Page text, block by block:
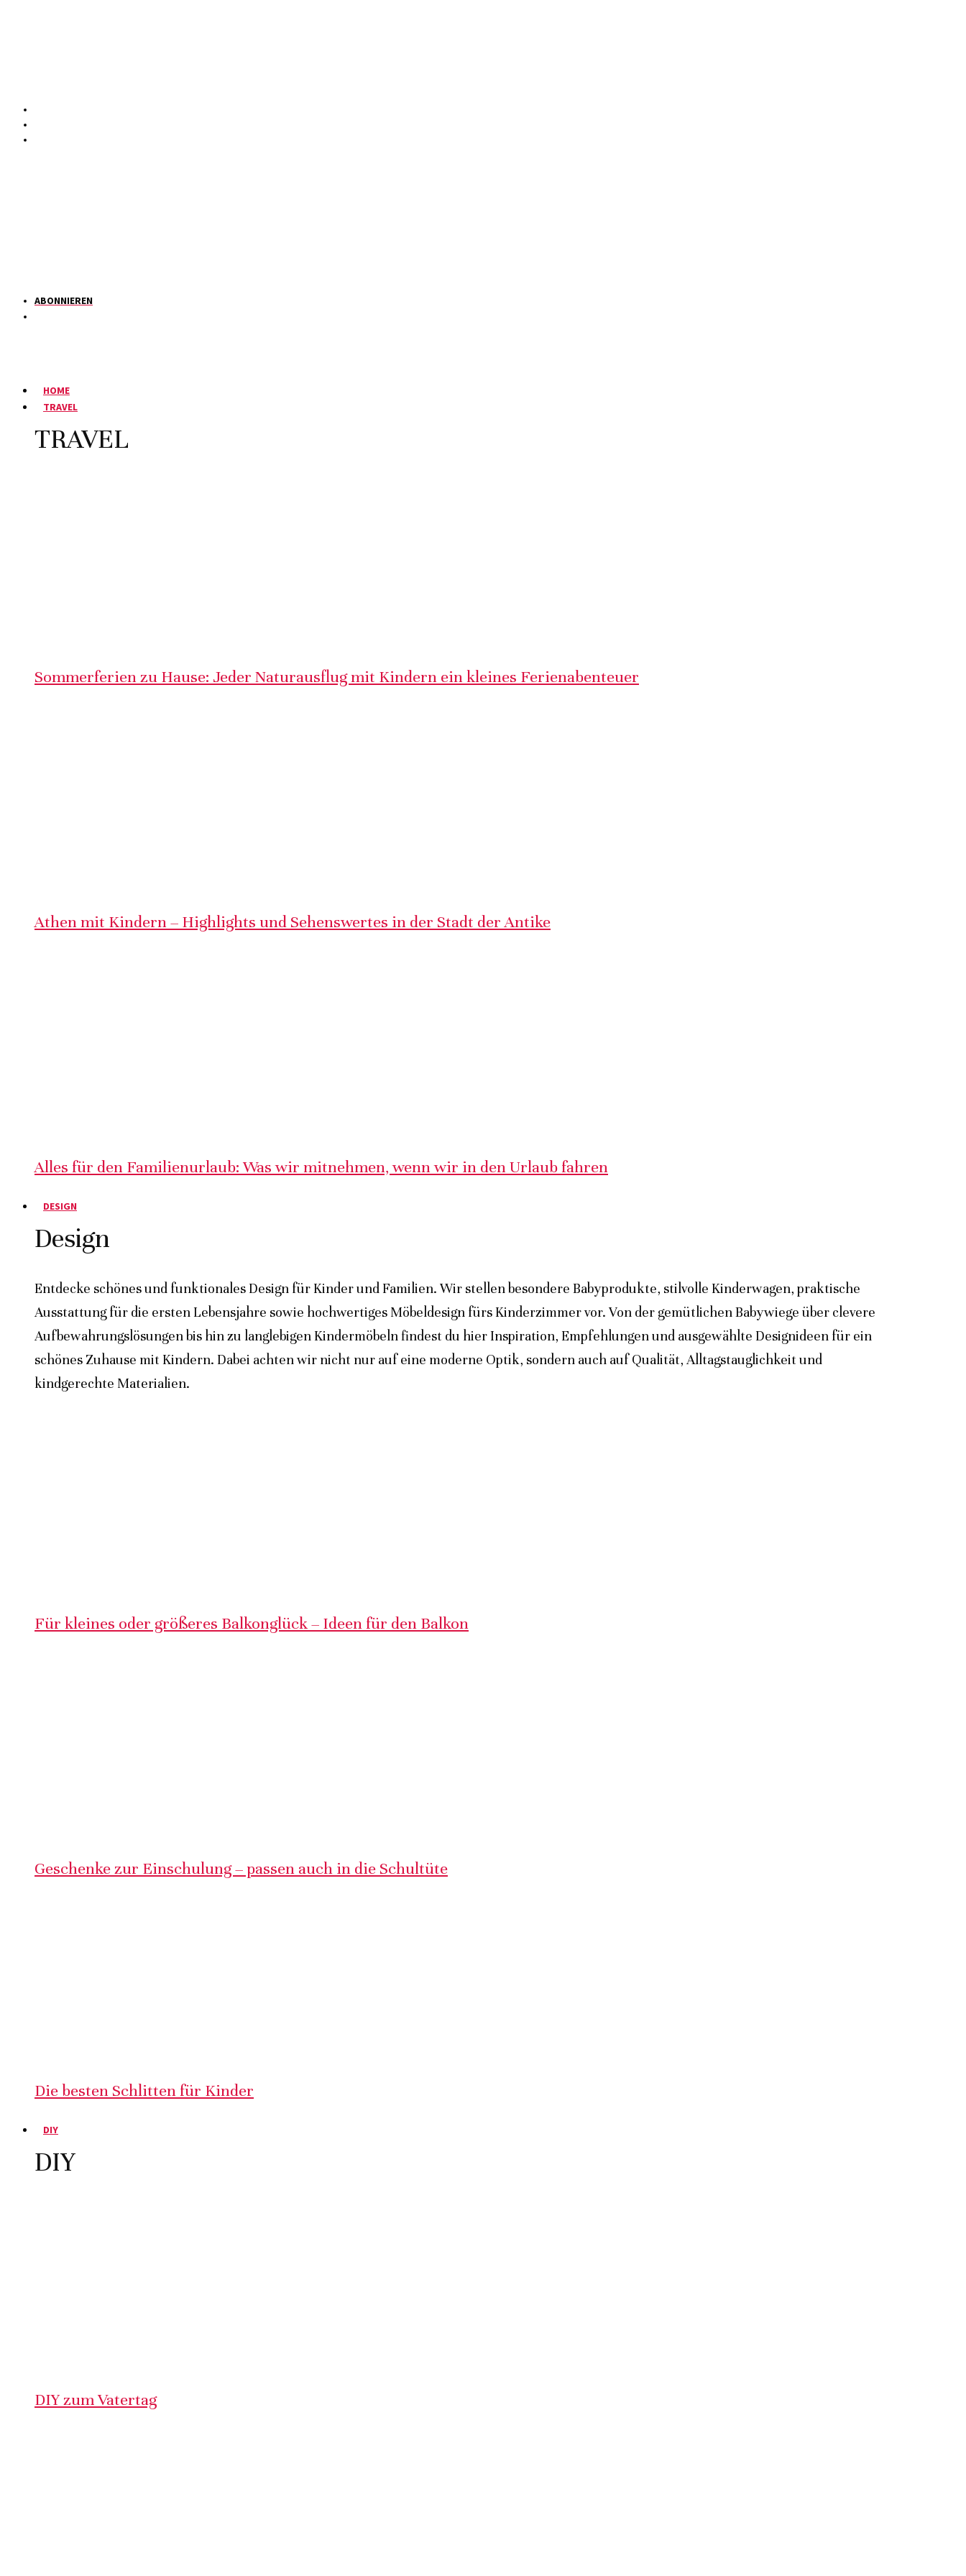
ABONNIEREN
HOME
TRAVEL
TRAVEL
Sommerferien zu Hause: Jeder Naturausflug mit Kindern ein kleines Ferienabenteuer
Athen mit Kindern – Highlights und Sehenswertes in der Stadt der Antike
Alles für den Familienurlaub: Was wir mitnehmen, wenn wir in den Urlaub fahren
DESIGN
Design
Entdecke schönes und funktionales Design für Kinder und Familien. Wir stellen besondere Babyprodukte, stilvolle Kinderwagen, praktische
Ausstattung für die ersten Lebensjahre sowie hochwertiges Möbeldesign fürs Kinderzimmer vor. Von der gemütlichen Babywiege über clevere
Aufbewahrungslösungen bis hin zu langlebigen Kindermöbeln findest du hier Inspiration, Empfehlungen und ausgewählte Designideen für ein
schönes Zuhause mit Kindern. Dabei achten wir nicht nur auf eine moderne Optik, sondern auch auf Qualität, Alltagstauglichkeit und
kindgerechte Materialien.
Für kleines oder größeres Balkonglück – Ideen für den Balkon
Geschenke zur Einschulung – passen auch in die Schultüte
Die besten Schlitten für Kinder
DIY
DIY
DIY zum Vatertag